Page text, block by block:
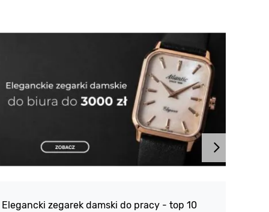
Elegancki zegarek damski do pracy - top 10